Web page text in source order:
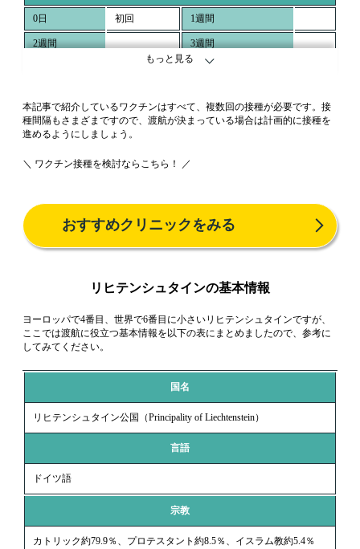
0日 初回 1週間
2週間 3週間
8週間
6ヶ月 12ヶ月
18ヶ月
もっと見る
本記事で紹介しているワクチンはすべて、複数回の接種が必要です。接
種間隔もさまざまですので、渡航が決まっている場合は計画的に接種を
進めるようにしましょう。
＼ ワクチン接種を検討ならこちら！ ／
おすすめクリニックをみる
リヒテンシュタインの基本情報
ヨーロッパで4番目、世界で6番目に小さいリヒテンシュタインですが、
ここでは渡航に役立つ基本情報を以下の表にまとめましたので、参考に
してみてください。
国名
リヒテンシュタイン公国（Principality of Liechtenstein）
言語
ドイツ語
宗教
カトリック約79.9％、プロテスタント約8.5％、イスラム教約5.4％